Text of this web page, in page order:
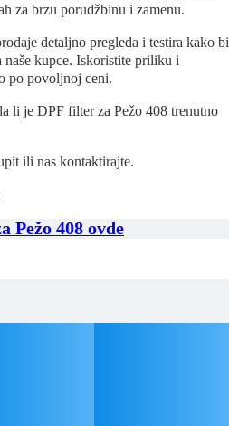
za brzu porudžbinu i zamenu.
detaljno pregleda i testira kako bi
naše kupce. Iskoristite priliku i
po povoljnoj ceni.
li je DPF filter za Pežo 408 trenutno
ili nas kontaktirajte.
Pežo 408 ovde